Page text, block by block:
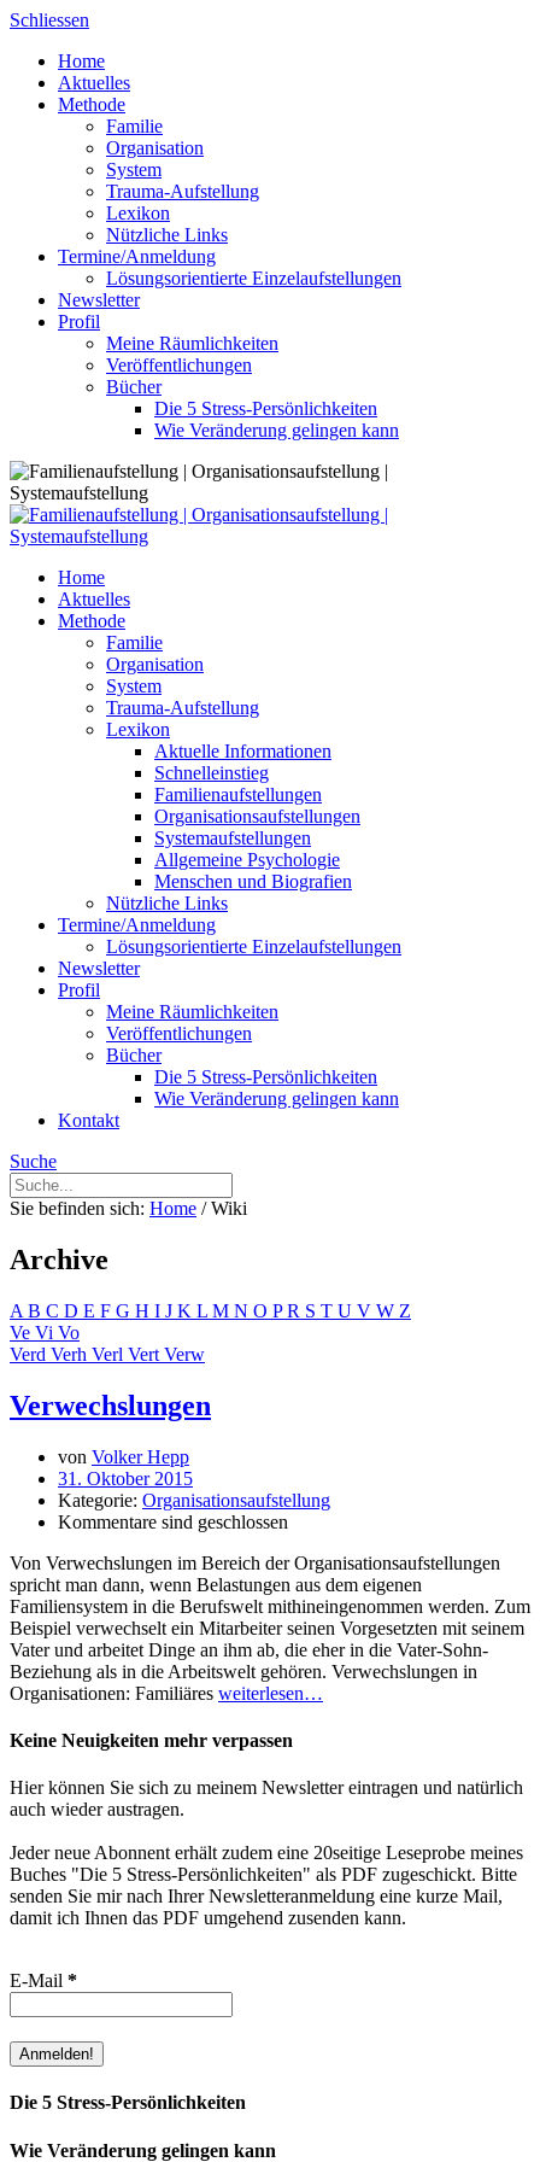
Skip
content
Schliessen
Home
Aktuelles
Methode
Familie
Organisation
System
Trauma-Aufstellung
Lexikon
Nützliche Links
Termine/Anmeldung
Lösungsorientierte Einzelaufstellungen
Newsletter
Profil
Meine Räumlichkeiten
Veröffentlichungen
Bücher
Die 5 Stress-Persönlichkeiten
Wie Veränderung gelingen kann
Home
Aktuelles
Methode
Familie
Organisation
System
Trauma-Aufstellung
Lexikon
Aktuelle Informationen
Schnelleinstieg
Familienaufstellungen
Organisationsaufstellungen
Systemaufstellungen
Allgemeine Psychologie
Menschen und Biografien
Nützliche Links
Termine/Anmeldung
Lösungsorientierte Einzelaufstellungen
Newsletter
Profil
Meine Räumlichkeiten
Veröffentlichungen
Bücher
Die 5 Stress-Persönlichkeiten
Wie Veränderung gelingen kann
Kontakt
Suche
Sie befinden sich: Home / Wiki
Archive
A B C D E F G H I J K L M N O PR S T U V W Z
Ve Vi Vo
Verd Verh Verl Vert Verw
Verwechslungen
von Volker Hepp
31. Oktober 2015
Kategorie: Organisationsaufstellung
Kommentare sind geschlossen
Von Verwechslungen im Bereich der Organisationsaufstellungen
spricht man dann, wenn Belastungen aus dem eigenen
Familiensystem in die Berufswelt mithineingenommen werden. Zum
Beispiel verwechselt ein Mitarbeiter seinen Vorgesetzten mit seinem
Vater und arbeitet Dinge an ihm ab, die eher in die Vater-Sohn-
Beziehung als in die Arbeitswelt gehören. Verwechslungen in
Organisationen: Familiäres weiterlesen…
Keine Neuigkeiten mehr verpassen
Hier können Sie sich zu meinem Newsletter eintragen und natürlich
auch wieder austragen.
Jeder neue Abonnent erhält zudem eine 20seitige Leseprobe meines
Buches "Die 5 Stress-Persönlichkeiten" als PDF zugeschickt. Bitte
senden Sie mir nach Ihrer Newsletteranmeldung eine kurze Mail,
damit ich Ihnen das PDF umgehend zusenden kann.
E-Mail *
Die 5 Stress-Persönlichkeiten
Wie Veränderung gelingen kann